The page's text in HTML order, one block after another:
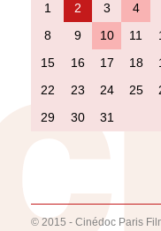
1 2 3 4
8
9 10 11
15
16 17 18
22
23 24 25
29
30 31
© 2015 - Cinédoc Paris